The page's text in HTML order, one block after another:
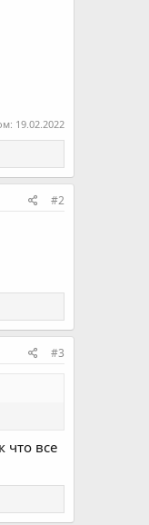
19.02.2022
#2
#3
что все